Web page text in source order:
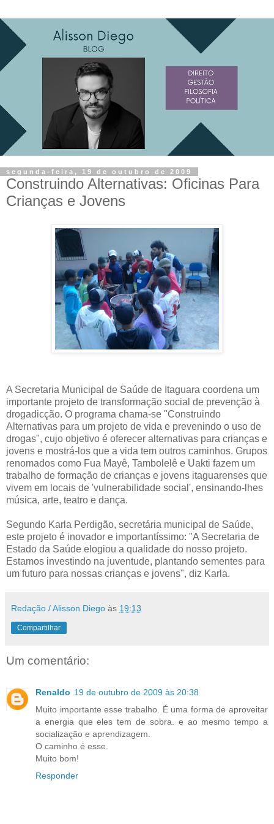
segunda-feira, 19 de outubro de 2009
Construindo Alternativas: Oficinas Para
Crianças e Jovens
A Secretaria Municipal de Saúde de Itaguara coordena um
importante projeto de transformação social de prevenção à
drogadicção. O programa chama-se "Construindo
Alternativas para um projeto de vida e prevenindo o uso de
drogas", cujo objetivo é oferecer alternativas para crianças e
jovens e mostrá-los que a vida tem outros caminhos. Grupos
renomados como Fua Mayê, Tambolelê e Uakti fazem um
trabalho de formação de crianças e jovens itaguarenses que
vivem em locais de 'vulnerabilidade social', ensinando-lhes
música, arte, teatro e dança.
Segundo Karla Perdigão, secretária municipal de Saúde,
este projeto é inovador e importantíssimo: "A Secretaria de
Estado da Saúde elogiou a qualidade do nosso projeto.
Estamos investindo na juventude, plantando sementes para
um futuro para nossas crianças e jovens", diz Karla.
Redação / Alisson Diego às 19:13
Compartilhar
Um comentário:
Renaldo 19 de outubro de 2009 às 20:38
Muito importante esse trabalho. É uma forma de aproveitar
a energia que eles tem de sobra. e ao mesmo tempo a
socialização e aprendizagem.
O caminho é esse.
Muito bom!
Responder